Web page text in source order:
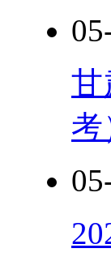
甘
考